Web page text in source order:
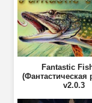
Fantastic
(Фантастическая
v2.0.3